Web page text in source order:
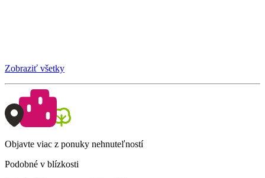
Zobraziť všetky
Objavte viac z ponuky nehnuteľností
Podobné v blízkosti